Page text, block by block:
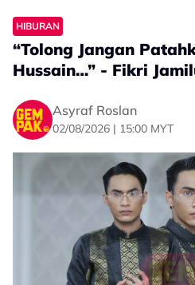
HIBURAN
“Tolong Jangan
Hussain…” - Fikri
Asyraf Roslan
02/08/2026 | 15:00 MYT